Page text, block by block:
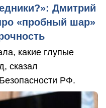
Дмитрий
«пробный шар»
какие глупые
сказал
РФ.